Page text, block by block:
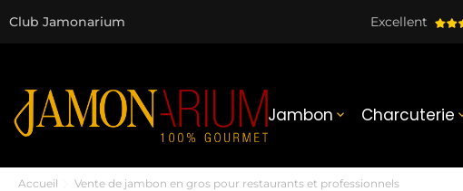
Club Jamonarium Excellent
Jambon  Charcuterie
Accueil Vente de jambon en gros pour restaurants et professionnels